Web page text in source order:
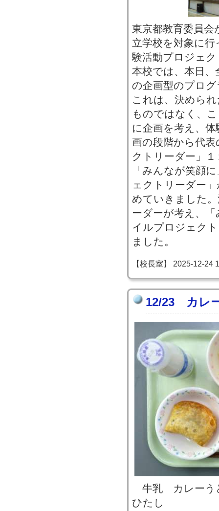
東京都教育委員
立学校を対象に
験活動プロジェ
本校では、本日、
の企画型のプロ
これは、決めら
ものではなく、
に企画を考え、
画の段階から代
クトリーダー」
「みんなが笑顔
ェクトリーダー
めていきました
ーダーが考え、
イルプロジェク
ました。
【校長室】 2025-12-24
12/23 カレ
牛乳 カレーう
ひたし